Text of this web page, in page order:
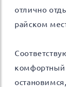
отлично
райском